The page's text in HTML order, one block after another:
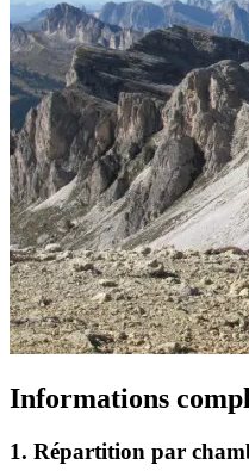
Informations
1. Répartition par